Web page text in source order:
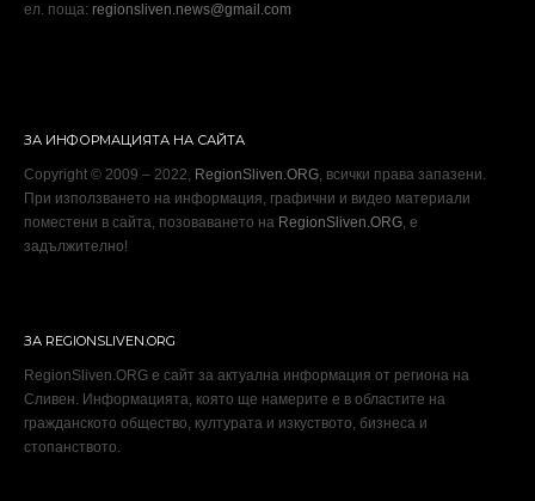
ел. поща: regionsliven.news@gmail.com
ЗА ИНФОРМАЦИЯТА НА САЙТА
Copyright © 2009 – 2022, RegionSliven.ORG, всички права запазени.
При използването на информация, графични и видео материали
поместени в сайта, позоваването на RegionSliven.ORG, е
задължително!
ЗА REGIONSLIVEN.ORG
RegionSliven.ORG е сайт за актуална информация от региона на
Сливен. Информацията, която ще намерите е в областите на
гражданското общество, културата и изкуството, бизнеса и
стопанството.